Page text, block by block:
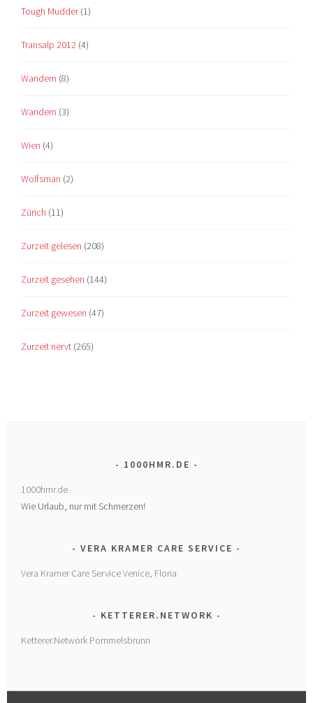
Tough Mudder(1)
Transalp 2012 (4)
Wandern (8)
Wandern (3)
Wien (4)
Wolfsman (2)
Zürich (11)
Zurzeit gelesen (208)
Zurzeit gesehen (144)
Zurzeit gewesen (47)
Zurzeit nervt (265)
1000HMR.DE
1000hmr.de
Wie Urlaub, nur mit Schmerzen!
VERA KRAMER CARE SERVICE
Vera Kramer Care Service Venice, Floria
KETTERER.NETWORK
Ketterer.Network Pommelsbrunn